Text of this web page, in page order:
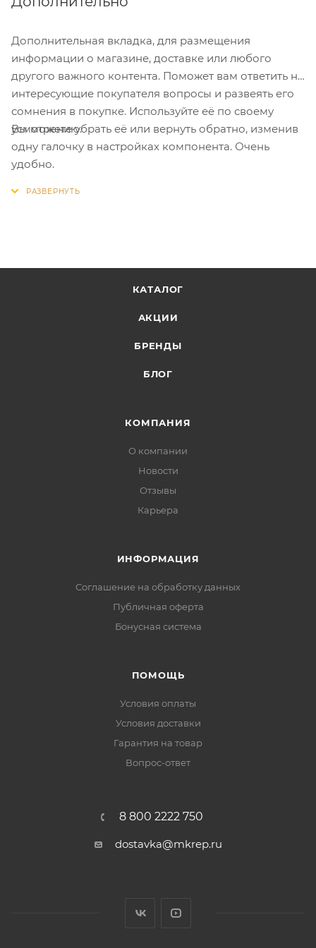
Дополнительная вкладка, для размещения
информации о магазине, доставке или любого
другого важного контента. Поможет вам ответить на
интересующие покупателя вопросы и развеять его
сомнения в покупке. Используйте её по своему
усмотрению.
Вы можете убрать её или вернуть обратно, изменив
одну галочку в настройках компонента. Очень
удобно.
КАТАЛОГ
АКЦИИ
БРЕНДЫ
БЛОГ
КОМПАНИЯ
О компании
Новости
Отзывы
Карьера
ИНФОРМАЦИЯ
Соглашение на обработку данных
Публичная оферта
Бонусная система
ПОМОЩЬ
Условия оплаты
Условия доставки
Гарантия на товар
Вопрос-ответ
8 800 2222 750
dostavka@mkrep.ru